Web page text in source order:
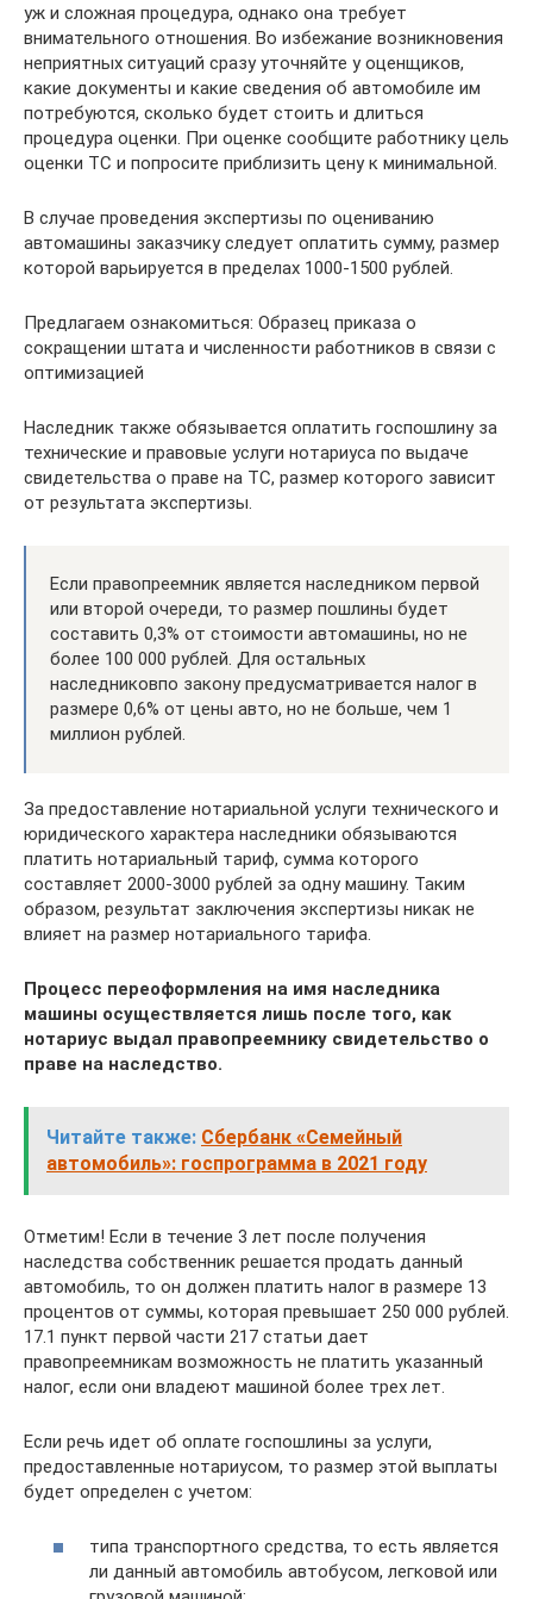
уж и сложная процедура, однако она требует
внимательного отношения. Во избежание возникновения
неприятных ситуаций сразу уточняйте у оценщиков,
какие документы и какие сведения об автомобиле им
потребуются, сколько будет стоить и длиться
процедура оценки. При оценке сообщите работнику цель
оценки ТС и попросите приблизить цену к минимальной.
В случае проведения экспертизы по оцениванию
автомашины заказчику следует оплатить сумму, размер
которой варьируется в пределах 1000-1500 рублей.
Предлагаем ознакомиться: Образец приказа о
сокращении штата и численности работников в связи с
оптимизацией
Наследник также обязывается оплатить госпошлину за
технические и правовые услуги нотариуса по выдаче
свидетельства о праве на ТС, размер которого зависит
от результата экспертизы.
Если правопреемник является наследником первой
или второй очереди, то размер пошлины будет
составить 0,3% от стоимости автомашины, но не
более 100 000 рублей. Для остальных
наследниковпо закону предусматривается налог в
размере 0,6% от цены авто, но не больше, чем 1
миллион рублей.
За предоставление нотариальной услуги технического и
юридического характера наследники обязываются
платить нотариальный тариф, сумма которого
составляет 2000-3000 рублей за одну машину. Таким
образом, результат заключения экспертизы никак не
влияет на размер нотариального тарифа.
Процесс переоформления на имя наследника
машины осуществляется лишь после того, как
нотариус выдал правопреемнику свидетельство о
праве на наследство.
Читайте также: Сбербанк «Семейный
автомобиль»: госпрограмма в 2021 году
Отметим! Если в течение 3 лет после получения
наследства собственник решается продать данный
автомобиль, то он должен платить налог в размере 13
процентов от суммы, которая превышает 250 000 рублей.
17.1 пункт первой части 217 статьи дает
правопреемникам возможность не платить указанный
налог, если они владеют машиной более трех лет.
Если речь идет об оплате госпошлины за услуги,
предоставленные нотариусом, то размер этой выплаты
будет определен с учетом:
типа транспортного средства, то есть является
ли данный автомобиль автобусом, легковой или